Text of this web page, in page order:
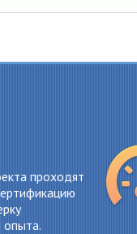
проходят
опыта.